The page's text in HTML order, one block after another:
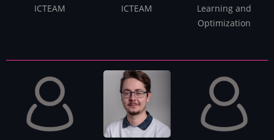
ICTEAM
ICTEAM
Learning and
Optimization